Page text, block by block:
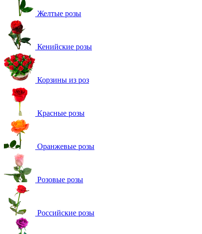
Желтые розы
Кенийские розы
Корзины из роз
Красные розы
Оранжевые розы
Розовые розы
Российские розы